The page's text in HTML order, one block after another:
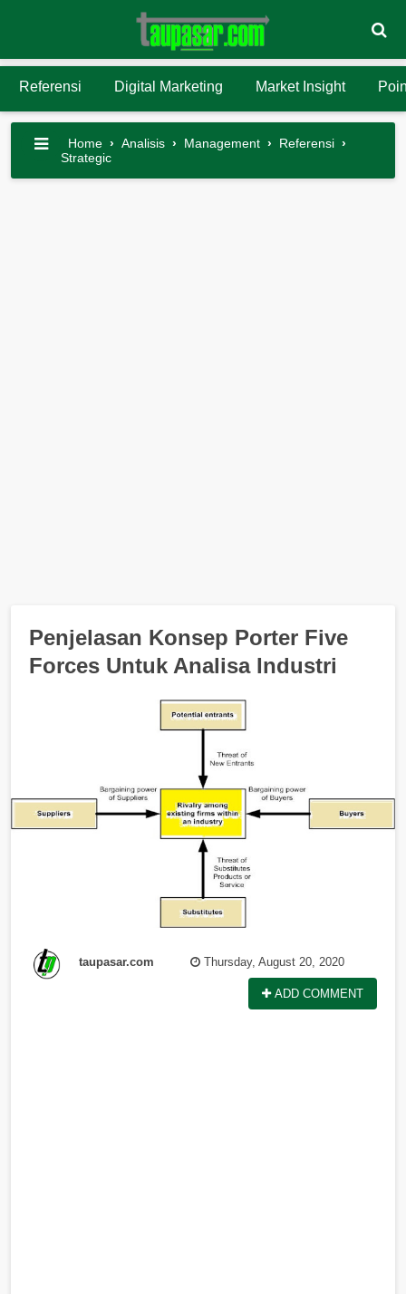
Referensi Digital Marketing Market Insight
Home › Analisis › Management › Referensi ›
Strategic
Penjelasan Konsep Porter Five
Forces Untuk Analisa Industri
taupasar.com Thursday, August 20, 2020
ADD COMMENT